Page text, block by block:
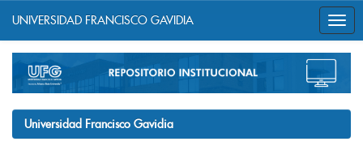
navigation
UNIVERSIDAD FRANCISCO GAVIDIA
Universidad Francisco Gavidia